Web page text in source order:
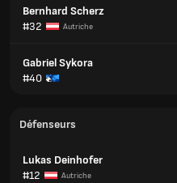
Bernhard Scherz
#32
Autriche
Gabriel Sykora
#40
Défenseurs
Lukas Deinhofer
#12
Autriche